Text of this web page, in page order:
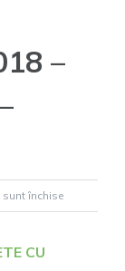
–
închise
CU